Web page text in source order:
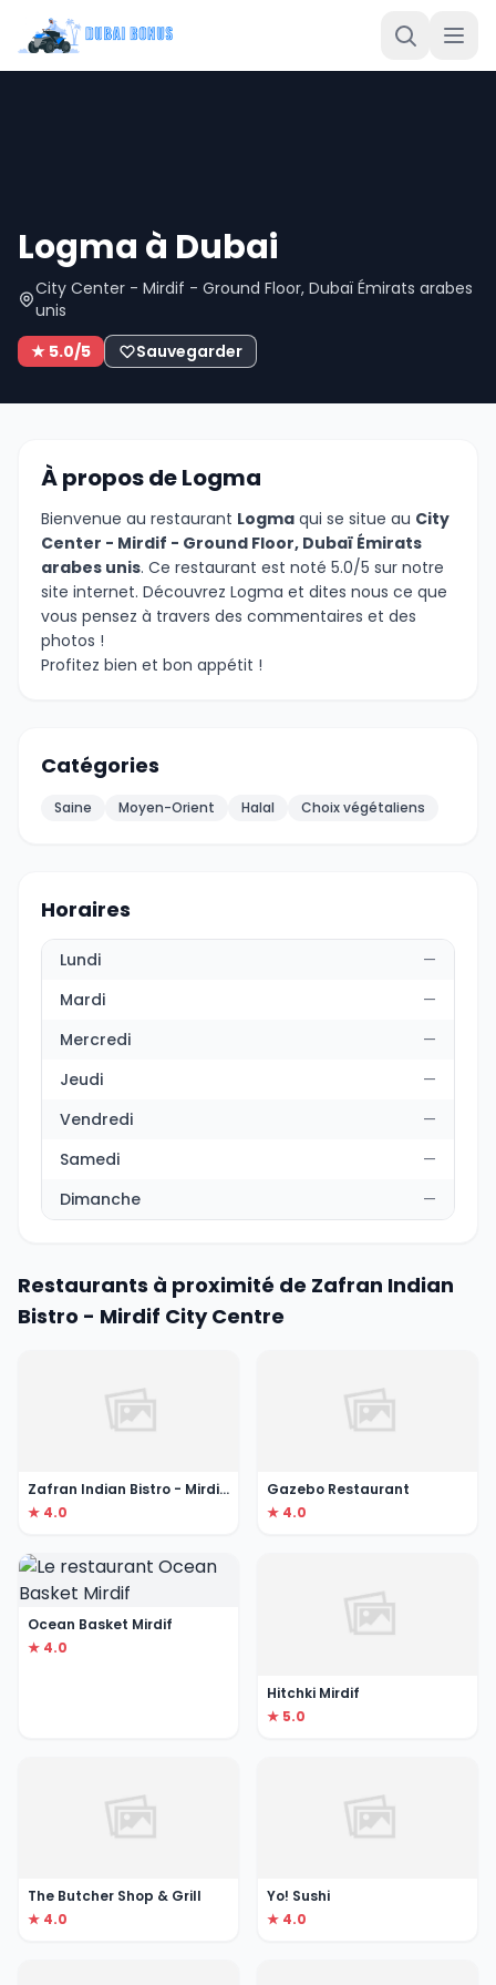
Logma à Dubai
City Center - Mirdif - Ground Floor, Dubaï Émirats arabes
unis
★ 5.0/5
Sauvegarder
À propos de Logma
Bienvenue au restaurant Logma qui se situe au City
Center - Mirdif - Ground Floor, Dubaï Émirats
arabes unis. Ce restaurant est noté 5.0/5 sur notre
site internet. Découvrez Logma et dites nous ce que
vous pensez à travers des commentaires et des
photos !
Profitez bien et bon appétit !
Catégories
Saine Moyen-Orient Halal Choix végétaliens
Horaires
Lundi
—
Mardi
—
Mercredi
—
Jeudi
—
Vendredi
—
Samedi
—
Dimanche
—
Restaurants à proximité de Zafran Indian
Bistro - Mirdif City Centre
Zafran Indian Bistro - Mirdif City Centre
★ 4.0
Gazebo Restaurant
★ 4.0
Ocean Basket Mirdif
★ 4.0
Hitchki Mirdif
★ 5.0
The Butcher Shop & Grill
★ 4.0
Yo! Sushi
★ 4.0